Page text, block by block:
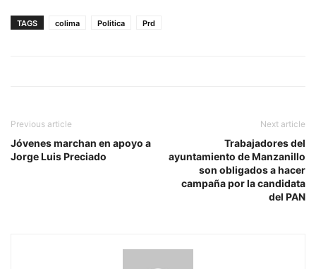
TAGS colima Politica Prd
Previous article
Jóvenes marchan en apoyo a
Jorge Luis Preciado
Next article
Trabajadores del
ayuntamiento de Manzanillo
son obligados a hacer
campaña por la candidata
del PAN